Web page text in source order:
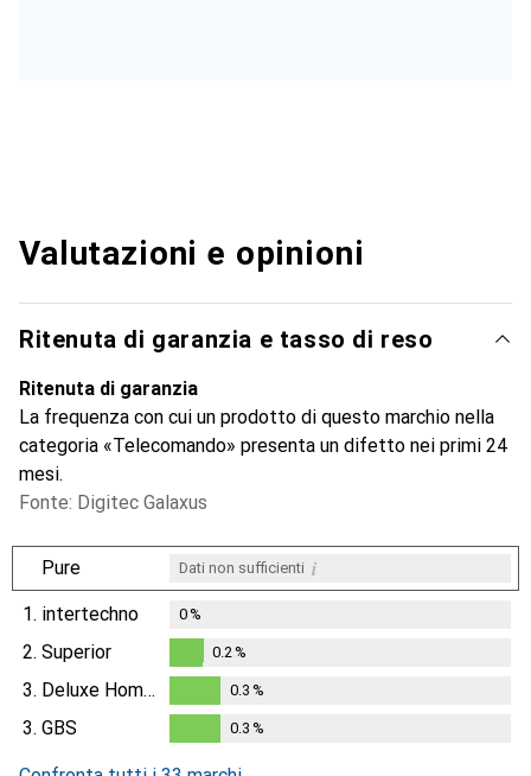
Valutazioni e opinioni
Ritenuta di garanzia e tasso di reso
Ritenuta di garanzia
La frequenza con cui un prodotto di questo marchio nella
categoria «Telecomando» presenta un difetto nei primi 24
mesi.
Fonte: Digitec Galaxus
Pure Dati non sufficienti i
1. intertechno 0%
2. Superior
0.2%
0.2%
3. Deluxe Homeart
0.3%
0.3 %
3. GBS 0.3 %